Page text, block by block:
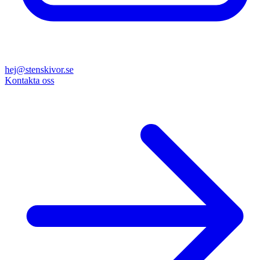
hej@stenskivor.se
Kontakta oss